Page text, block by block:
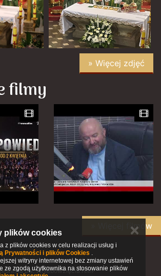
» Więcej zdjęć
filmy
» Więcej filmów
pw. Wniebowzięcia NMP
plików cookies
z plików cookies w celu realizacji usług i
Prywatności i plików Cookies .
witryny internetowej bez zmiany ustawień
ze zgodą użytkownika na stosowanie plików
✕